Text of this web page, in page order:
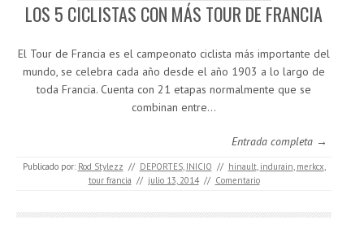
LOS 5 CICLISTAS CON MÁS TOUR DE FRANCIA
El Tour de Francia es el campeonato ciclista más importante del
mundo, se celebra cada año desde el año 1903 a lo largo de
toda Francia. Cuenta con 21 etapas normalmente que se
combinan entre…
Entrada completa →
Publicado por: Rod Stylezz // DEPORTES, INICIO // hinault, indurain, merkcx,
tour francia // julio 13, 2014 // Comentario